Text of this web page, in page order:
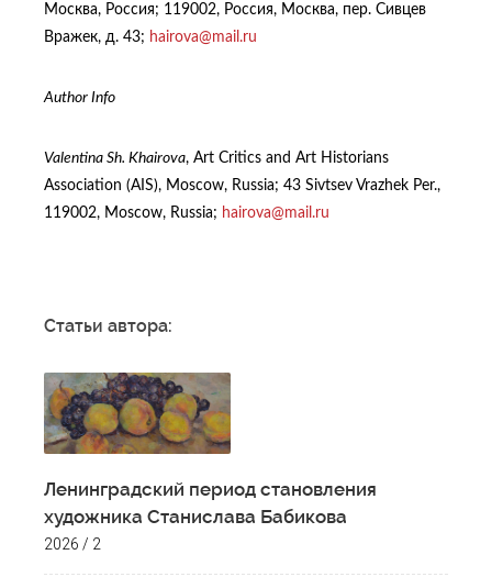
Москва, Россия; 119002, Россия, Москва, пер. Сивцев
Вражек, д. 43; hairova@mail.ru
Author Info
Valentina Sh. Khairova, Art Critics and Art Historians
Association (AIS), Moscow, Russia; 43 Sivtsev Vrazhek Per.,
119002, Moscow, Russia; hairova@mail.ru
Статьи автора:
Ленинградский период становления
художника Станислава Бабикова
2026 / 2